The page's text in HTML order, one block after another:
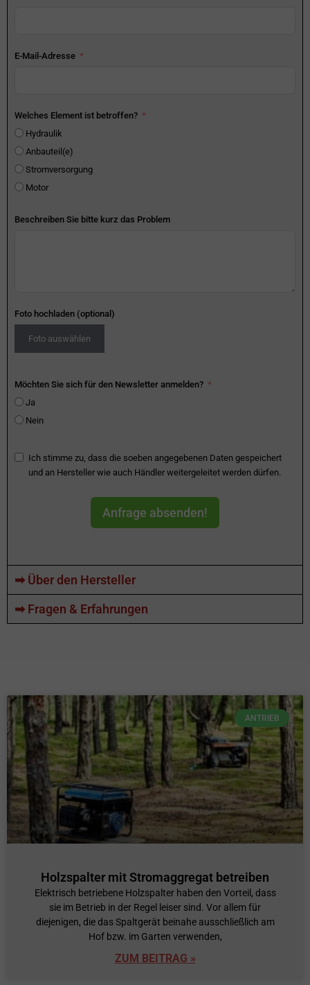
E-Mail-Adresse
Welches Element ist betroffen?
Hydraulik
Anbauteil(e)
Stromversorgung
Motor
Beschreiben Sie bitte kurz das Problem
Foto hochladen (optional)
Foto auswählen
Möchten Sie sich für den Newsletter anmelden?
Ja
Nein
Ich stimme zu, dass die soeben angegebenen Daten gespeichert
und an Hersteller wie auch Händler weitergeleitet werden dürfen.
Anfrage absenden!
➡ Über den Hersteller
➡ Fragen & Erfahrungen
ANTRIEB
Holzspalter mit Stromaggregat betreiben
Elektrisch betriebene Holzspalter haben den Vorteil, dass
sie im Betrieb in der Regel leiser sind. Vor allem für
diejenigen, die das Spaltgerät beinahe ausschließlich am
Hof bzw. im Garten verwenden,
ZUM BEITRAG »